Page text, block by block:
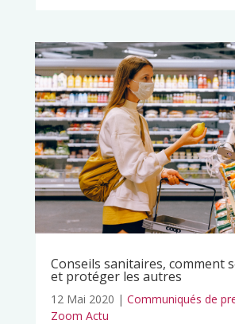
Conseils sanitaires, comment
et protéger les autres
12 Mai 2020 | Communiqués de
Zoom Actu